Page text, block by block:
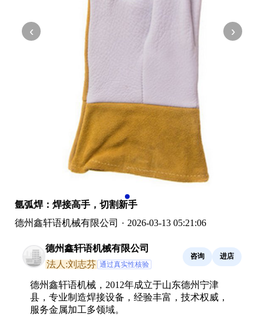
‹ ›
氩弧焊：焊接高手，切割新手
德州鑫轩语机械有限公司 · 2026-03-13 05:21:06
德州鑫轩语机械有限公司
法人:刘志芬 通过真实性核验
咨询 进店
德州鑫轩语机械，2012年成立于山东德州宁津
县，专业制造焊接设备，经验丰富，技术权威，
服务金属加工多领域。